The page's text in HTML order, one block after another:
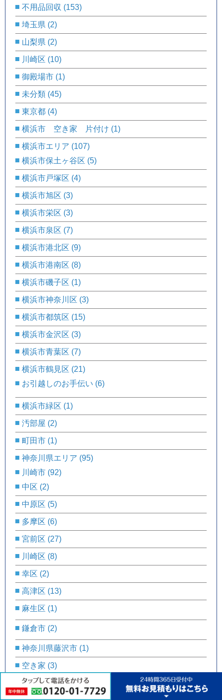
不用品回収 (153)
埼玉県 (2)
山梨県 (2)
川崎区 (10)
御殿場市 (1)
未分類 (45)
東京都 (4)
横浜市 空き家 片付け (1)
横浜市エリア (107)
横浜市保土ヶ谷区 (5)
横浜市戸塚区 (4)
横浜市旭区 (3)
横浜市栄区 (3)
横浜市泉区 (7)
横浜市港北区 (9)
横浜市港南区 (8)
横浜市磯子区 (1)
横浜市神奈川区 (3)
横浜市都筑区 (15)
横浜市金沢区 (3)
横浜市青葉区 (7)
横浜市鶴見区 (21)
お引越しのお手伝い (6)
横浜市緑区 (1)
汚部屋 (2)
町田市 (1)
神奈川県エリア (95)
川崎市 (92)
中区 (2)
中原区 (5)
多摩区 (6)
宮前区 (27)
川崎区 (8)
幸区 (2)
高津区 (13)
麻生区 (1)
鎌倉市 (2)
神奈川県藤沢市 (1)
空き家 (3)
遺品整理(12)